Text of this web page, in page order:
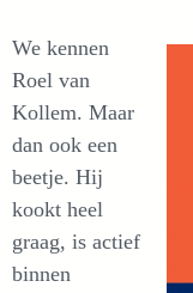
We kennen
Roel van
Kollem. Maar
dan ook een
beetje. Hij
kookt heel
graag, is actief
binnen